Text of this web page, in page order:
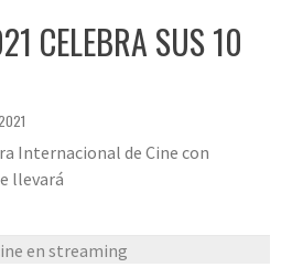
CELEBRA SUS 10
Internacional de Cine con
llevará